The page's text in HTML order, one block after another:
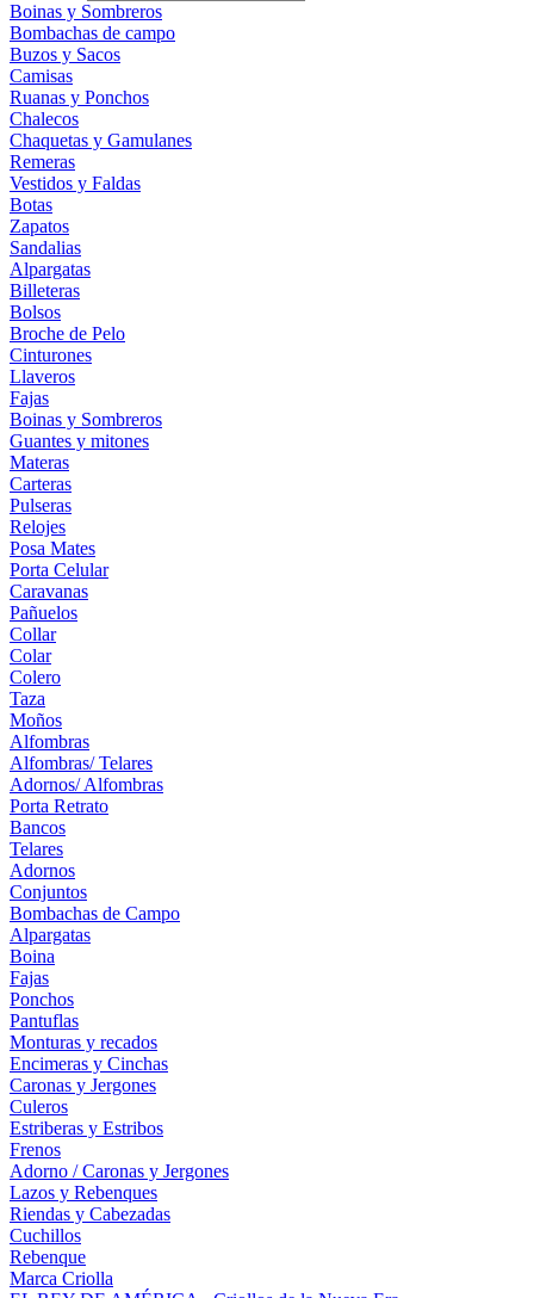
Boinas y Sombreros
Bombachas de campo
Buzos y Sacos
Camisas
Ruanas y Ponchos
Chalecos
Chaquetas y Gamulanes
Remeras
Vestidos y Faldas
Botas
Zapatos
Sandalias
Alpargatas
Billeteras
Bolsos
Broche de Pelo
Cinturones
Llaveros
Fajas
Boinas y Sombreros
Guantes y mitones
Materas
Carteras
Pulseras
Relojes
Posa Mates
Porta Celular
Caravanas
Pañuelos
Collar
Colar
Colero
Taza
Moños
Alfombras
Alfombras/ Telares
Adornos/ Alfombras
Porta Retrato
Bancos
Telares
Adornos
Conjuntos
Bombachas de Campo
Alpargatas
Boina
Fajas
Ponchos
Pantuflas
Monturas y recados
Encimeras y Cinchas
Caronas y Jergones
Culeros
Estriberas y Estribos
Frenos
Adorno / Caronas y Jergones
Lazos y Rebenques
Riendas y Cabezadas
Cuchillos
Rebenque
Marca Criolla